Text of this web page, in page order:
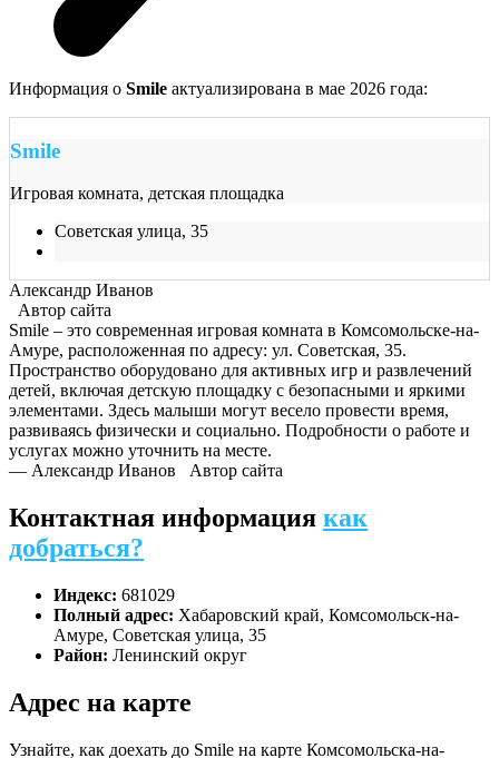
Информация о Smile актуализирована в мае 2026 года:
Smile
Игровая комната, детская площадка
Советская улица, 35
Александр Иванов
Автор сайта
Smile – это современная игровая комната в Комсомольске-на-
Амуре, расположенная по адресу: ул. Советская, 35.
Пространство оборудовано для активных игр и развлечений
детей, включая детскую площадку с безопасными и яркими
элементами. Здесь малыши могут весело провести время,
развиваясь физически и социально. Подробности о работе и
услугах можно уточнить на месте.
— Александр Иванов Автор сайта
Контактная информация как
добраться?
Индекс: 681029
Полный адрес: Хабаровский край, Комсомольск-на-
Амуре, Советская улица, 35
Район: Ленинский округ
Адрес на карте
Узнайте, как доехать до Smile на карте Комсомольска-на-